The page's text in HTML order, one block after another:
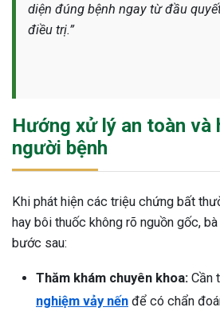
diện đúng bệnh ngay từ đầu
điều trị.”
Hướng xử lý an toàn và
người bệnh
Khi phát hiện các triệu chứng bất
hay bôi thuốc không rõ nguồn gốc,
bước sau:
Thăm khám chuyên khoa: Cần
nghiệm vảy nến để có chẩn